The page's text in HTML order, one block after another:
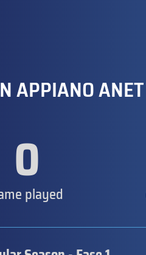
APPIANO ANET
0
played